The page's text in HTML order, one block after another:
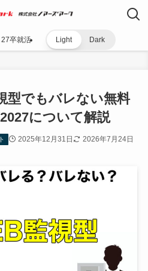
27卒就活 Light Dark
型でもバレない無料
について解説
2025年12月31日 2026年7月24日